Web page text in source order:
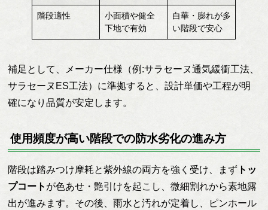
階段適性
小面積や健全
下地で有効
白華・膨れが多
い階段で安心
補足として、メーカー仕様（例:サラセーヌ通気緩衝工法、
サラセーヌES工法）に準拠すると、設計単価や工程が明
確になり品質が安定します。
使用頻度が高い階段での防水劣化の進み方
階段は踏みつけ摩耗と紫外線の両方を強く受け、まず トッ
プコート が色あせ・艶引けを起こし、微細割れから素地露
出が進みます。その後、雨水と汚れが定着し、ピンホール